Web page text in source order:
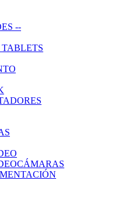
--
TABLETS